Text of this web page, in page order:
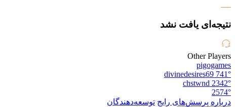
نتیجه‌ای یافت نشد
Other Players
pigogames
741°
divinedesires69
2342°
chstwnd
2574°
درباره پرسش‌های رایج توسعه‌دهندگان